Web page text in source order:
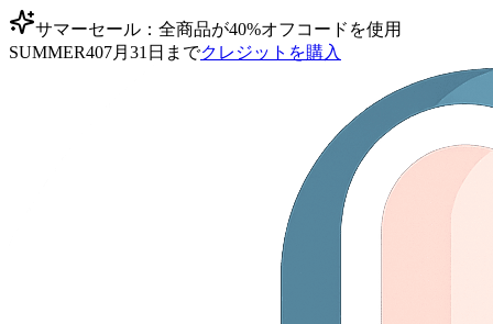
サマーセール：全商品が40%オフ コードを使用
SUMMER407月31日までクレジットを購入